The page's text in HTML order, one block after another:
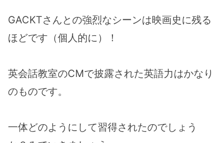
GACKTさんとの強烈なシーンは映画史に残る
ほどです（個人的に）！
英会話教室のCMで披露された英語力はかなり
のものです。
一体どのようにして習得されたのでしょう